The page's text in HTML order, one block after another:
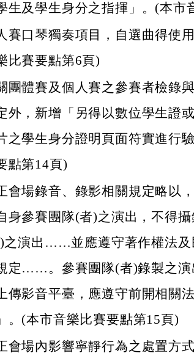
生及學生身分之指揮」。(本市
賽口琴獨奏項目，自選曲得使
比賽要點第6頁)
團體賽及個人賽之參賽者檢錄
外，新增「另得以數位學生證
之學生身分證明頁面符實進行
點第14頁)
會場錄音、錄影相關規定略以
身參賽團隊(者)之演出，不得
之演出……並應遵守著作權法及
定……。參賽團隊(者)錄製之演
傳影音平臺，應遵守前開相關
。(本市音樂比賽要點第15頁)
會場內影響寧靜行為之處置